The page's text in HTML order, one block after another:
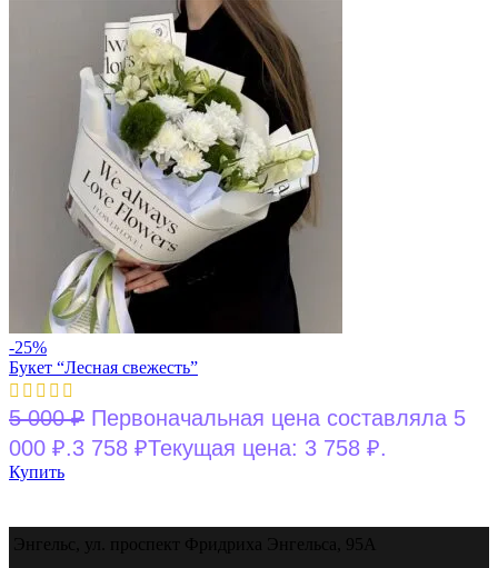
-25%
Букет “Лесная свежесть”
5 000₽ Первоначальная цена составляла 5
000 ₽.3 758 ₽Текущая цена: 3 758 ₽.
Купить
Энгельс, ул. проспект Фридриха Энгельса, 95А